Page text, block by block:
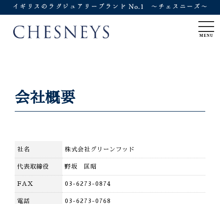
MENU
会社概要
社名 株式会社グリーンフッド
代表取締役 野坂 匡昭
FAX 03-6273-0874
電話 03-6273-0768